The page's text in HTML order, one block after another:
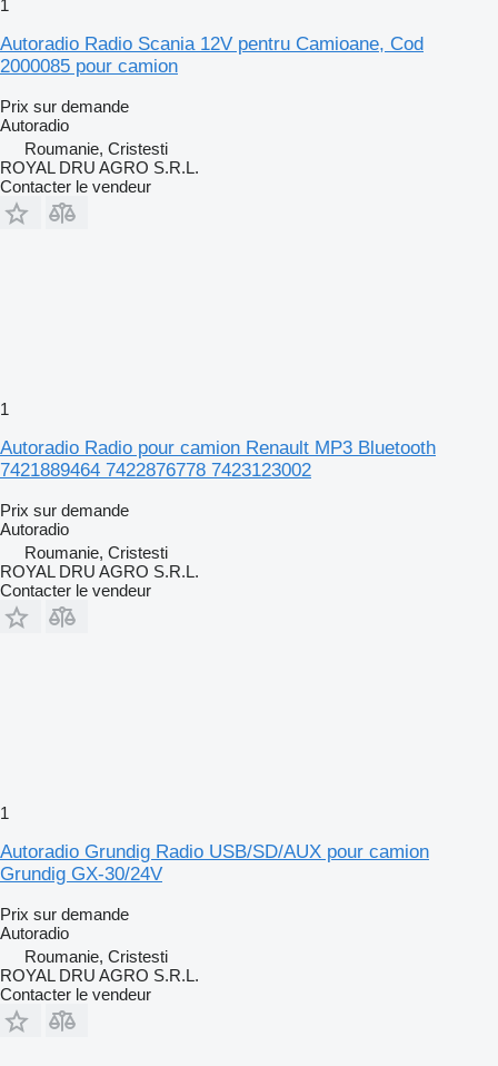
1
Autoradio Radio Scania 12V pentru Camioane, Cod
2000085 pour camion
Prix sur demande
Autoradio
Roumanie, Cristesti
ROYAL DRU AGRO S.R.L.
Contacter le vendeur
1
Autoradio Radio pour camion Renault MP3 Bluetooth
7421889464 7422876778 7423123002
Prix sur demande
Autoradio
Roumanie, Cristesti
ROYAL DRU AGRO S.R.L.
Contacter le vendeur
1
Autoradio Grundig Radio USB/SD/AUX pour camion
Grundig GX-30/24V
Prix sur demande
Autoradio
Roumanie, Cristesti
ROYAL DRU AGRO S.R.L.
Contacter le vendeur